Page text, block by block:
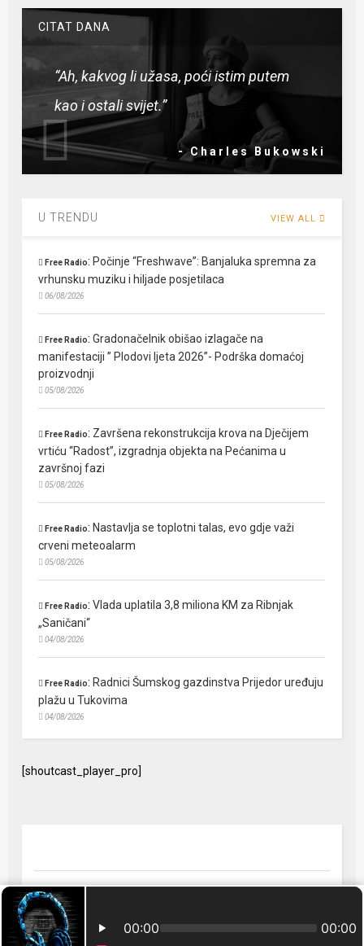
CITAT DANA
“Ah, kakvog li užasa, poći istim putem
kao i ostali svijet.”
- Charles Bukowski
U TRENDU VIEW ALL
Free Radio: Počinje “Freshwave”: Banjaluka spremna za
vrhunsku muziku i hiljade posjetilaca
06/08/2026
Free Radio:Gradonačelnik obišao izlagače na
manifestaciji ” Plodovi ljeta 2026”- Podrška domaćoj
proizvodnji
05/08/2026
Free Radio: Završena rekonstrukcija krova na Dječijem
vrtiću “Radost”, izgradnja objekta na Pećanima u
završnoj fazi
05/08/2026
Free Radio: Nastavlja se toplotni talas, evo gdje važi
crveni meteoalarm
05/08/2026
Free Radio:Vlada uplatila 3,8 miliona KM za Ribnjak
„Saničani“
04/08/2026
Free Radio: Radnici Šumskog gazdinstva Prijedor uređuju
plažu u Tukovima
04/08/2026
[shoutcast_player_pro]